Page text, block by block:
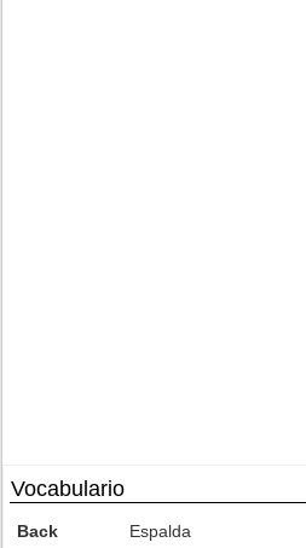
Vocabulario
Back Espalda